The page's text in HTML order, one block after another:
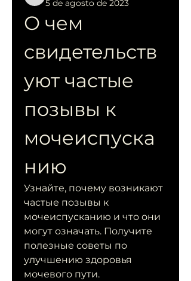
5 de agosto de 2023
О чем
свидетельств
уют частые
позывы к
мочеиспуска
нию
Узнайте, почему возникают
частые позывы к
мочеиспусканию и что они
могут означать. Получите
полезные советы по
улучшению здоровья
мочевого пути.